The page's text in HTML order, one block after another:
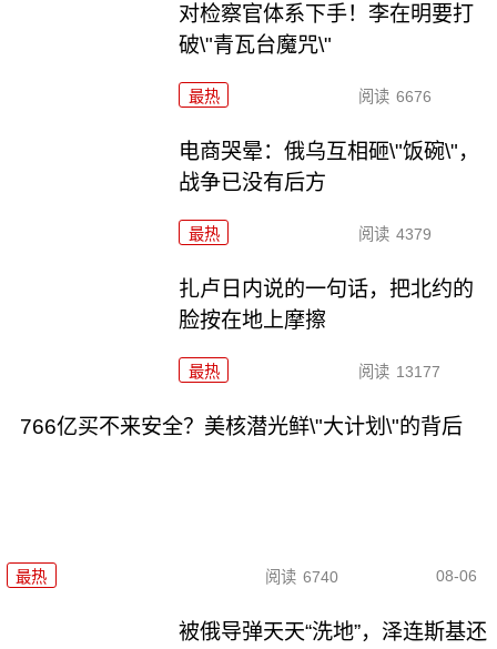
对检察官体系下手！李在明要打
破\"青瓦台魔咒\"
最热 阅读 6676
电商哭晕：俄乌互相砸\"饭碗\"，
战争已没有后方
最热 阅读 4379
扎卢日内说的一句话，把北约的
脸按在地上摩擦
最热 阅读 13177
766亿买不来安全？美核潜光鲜\"大计划\"的背后
最热 阅读 6740 08-06
被俄导弹天天“洗地”，泽连斯基还